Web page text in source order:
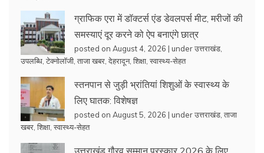
ग्राफिक एरा में डॉक्टर्स एंड डेवलपर्स मीट, मरीजों की
समस्याएं दूर करने को ऐप बनाएंगे छात्र
posted on August 4, 2026 | underउत्तराखंड
उपलब्धि टेक्नोलॉजी ताजा खबर देहरादून, शिक्षा स्वास्थ्य-सेहत
स्तनपान से जुड़ी भ्रांतियां शिशुओं के स्वास्थ्य के
लिए घातक: विशेषज्ञ
posted on August 5, 2026 | underउत्तराखंड ताजा
खबर शिक्षा स्वास्थ्य-सेहत
उत्तराखंड गौरव सम्मान पुरस्कार 2026 के लिए